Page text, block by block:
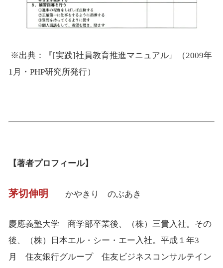
※出典：『[実践]社員教育推進マニュアル』（2009年
1月・PHP研究所発行）
【著者プロフィール】
茅切伸明 かやきり のぶあき
慶應義塾大学 商学部卒業後、（株）三貴入社。その
後、（株）日本エル・シー・エー入社。平成１年3
月 住友銀行グループ 住友ビジネスコンサルテイン